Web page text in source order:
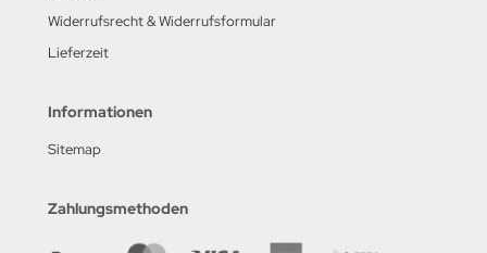
Widerrufsrecht & Widerrufsformular
Lieferzeit
Informationen
Sitemap
Zahlungsmethoden